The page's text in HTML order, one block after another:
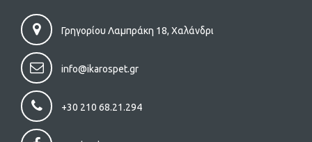
Γρηγορίου Λαμπράκη 18, Χαλάνδρι
info@ikarospet.gr
+30 210 68.21.294